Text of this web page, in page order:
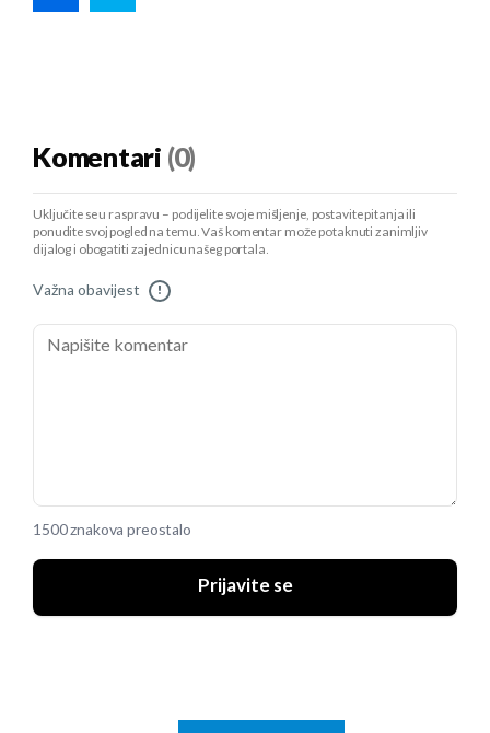
Komentari (0)
Uključite se u raspravu – podijelite svoje mišljenje, postavite pitanja ili
ponudite svoj pogled na temu. Vaš komentar može potaknuti zanimljiv
dijalog i obogatiti zajednicu našeg portala.
Važna obavijest !
1500 znakova preostalo
Prijavite se